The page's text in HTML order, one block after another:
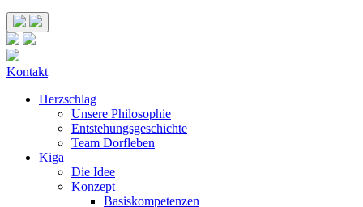
Kontakt
Herzschlag
Unsere Philosophie
Entstehungsgeschichte
Team Dorfleben
Kiga
Die Idee
Konzept
Basiskompetenzen